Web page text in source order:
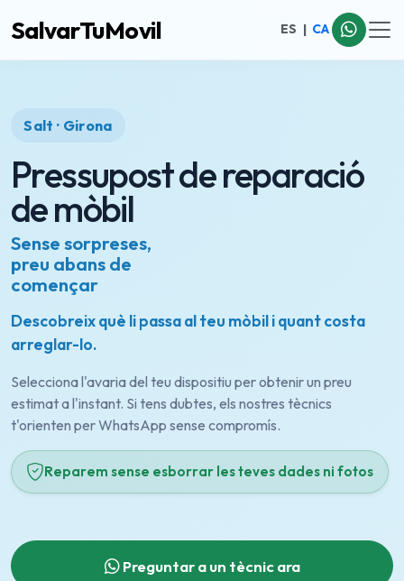
SalvarTuMovil ES | CA
Salt · Girona
Pressupost de reparació
de mòbil
Sense sorpreses,
preu abans de
començar
Descobreix què li passa al teu mòbil i quant costa
arreglar-lo.
Selecciona l'avaria del teu dispositiu per obtenir un preu
estimat a l'instant. Si tens dubtes, els nostres tècnics
t'orienten per WhatsApp sense compromís.
Reparem sense esborrar les teves dades ni fotos
Preguntar a un tècnic ara